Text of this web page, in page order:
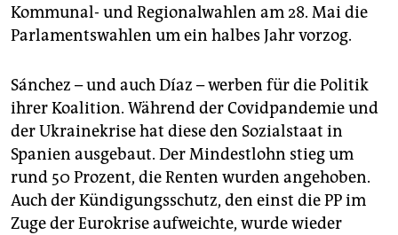
Kommunal- und Regionalwahlen am 28. Mai die
Parlamentswahlen um ein halbes Jahr vorzog.
Sánchez – und auch Díaz – werben für die Politik
ihrer Koalition. Während der Covidpandemie und
der Ukrainekrise hat diese den Sozialstaat in
Spanien ausgebaut. Der Mindestlohn stieg um
rund 50 Prozent, die Renten wurden angehoben.
Auch der Kündigungsschutz, den einst die PP im
Zuge der Eurokrise aufweichte, wurde wieder